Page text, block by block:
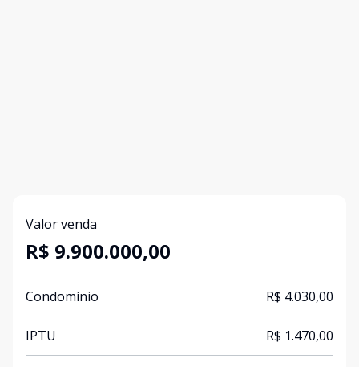
Valor venda
R$ 9.900.000,00
Condomínio R$ 4.030,00
IPTU R$ 1.470,00